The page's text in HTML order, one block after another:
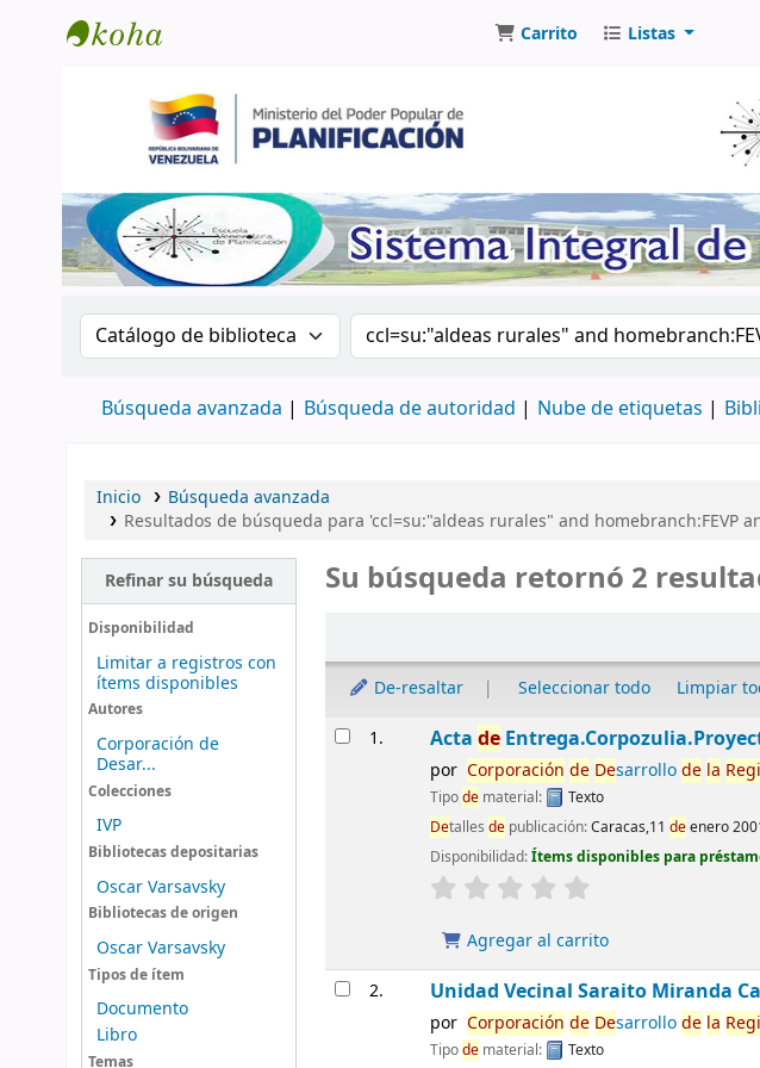
Carrito Listas
Buscar en el catálogo por:Buscar en el catálogo por palabra
Búsqueda avanzada Búsqueda de autoridad Nube de etiquetas
Inicio
Búsqueda avanzada
Resultados de búsqueda para 'ccl=su:"aldeas rurales" and
Refinar su búsqueda
Disponibilidad
Limitar a registros con
ítems disponibles
Autores
Corporación de
Desar...
Colecciones
IVP
Bibliotecas depositarias
Oscar Varsavsky
Bibliotecas de origen
Oscar Varsavsky
Tipos de ítem
Documento
Libro
Temas
Su búsqueda retornó 2
De-resaltar Seleccionar todo Limpiar
Resultados
1. Actade
por Corporación de Desarrollode la
Tipode material:
Texto
Detallesde publicación:Caracas,11deenero
Disponibilidad:Ítems disponibles para
Agregar al carrito
2. Unidad Vecinal Saraito Miranda
por Corporación de Desarrollode la
Tipode material: Texto